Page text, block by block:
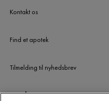
Kontakt os
Find et apotek
Tilmelding til nyhedsbrev
UDGÅEDE PRODUKTER